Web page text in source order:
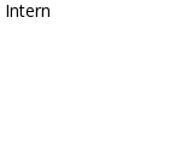
Intern